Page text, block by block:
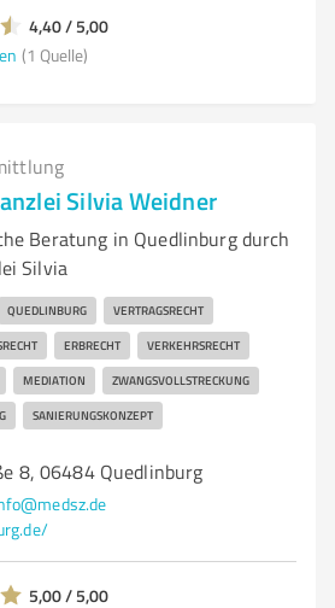
4,40 / 5,00
(1 Quelle)
Silvia Weidner
Beratung in Quedlinburg durch
Silvia
QUEDLINBURG VERTRAGSRECHT
ERBRECHT VERKEHRSRECHT
MEDIATION ZWANGSVOLLSTRECKUNG
SANIERUNGSKONZEPT
8, 06484 Quedlinburg
5,00 / 5,00